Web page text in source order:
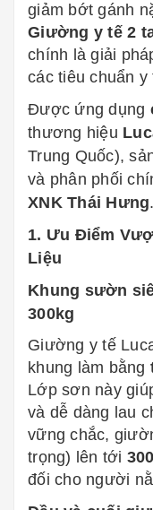
giảm bớt gánh
Giường y tế 2
chính là giải
các tiêu chuẩn y
Được ứng dụng
thương hiệu
Trung Quốc),
và phân phối
XNK Thái Hưng.
1. Ưu Điểm
Liệu
Khung sườn
300kg
Giường y tế
khung làm bằng
Lớp sơn này
và dễ dàng lau
vững chắc,
trọng) lên tới
đối cho người